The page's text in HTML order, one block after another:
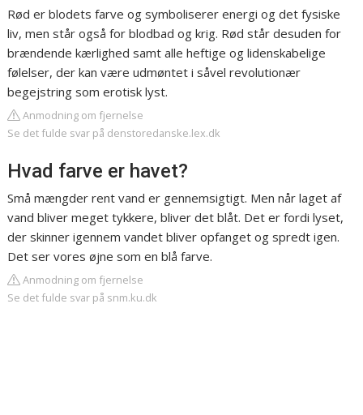
Rød er blodets farve og symboliserer energi og det fysiske
liv, men står også for blodbad og krig. Rød står desuden for
brændende kærlighed samt alle heftige og lidenskabelige
følelser, der kan være udmøntet i såvel revolutionær
begejstring som erotisk lyst.
Anmodning om fjernelse
Se det fulde svar på denstoredanske.lex.dk
Hvad farve er havet?
Små mængder rent vand er gennemsigtigt. Men når laget af
vand bliver meget tykkere, bliver det blåt. Det er fordi lyset,
der skinner igennem vandet bliver opfanget og spredt igen.
Det ser vores øjne som en blå farve.
Anmodning om fjernelse
Se det fulde svar på snm.ku.dk